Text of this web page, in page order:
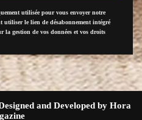
utilisée pour vous envoyer notre
utiliser le lien de désabonnement intégré
la gestion de vos données et vos droits
and Developed by Hora